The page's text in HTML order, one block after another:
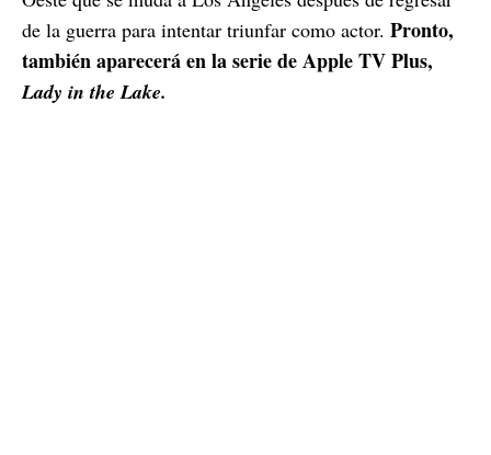
de la guerra para intentar triunfar como actor. Pronto,
también aparecerá en la serie de Apple TV Plus,
Lady in the Lake.